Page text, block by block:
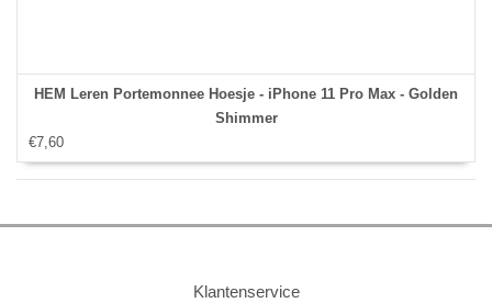
HEM Leren Portemonnee Hoesje - iPhone 11 Pro Max - Golden
Shimmer
€7,60
Klantenservice